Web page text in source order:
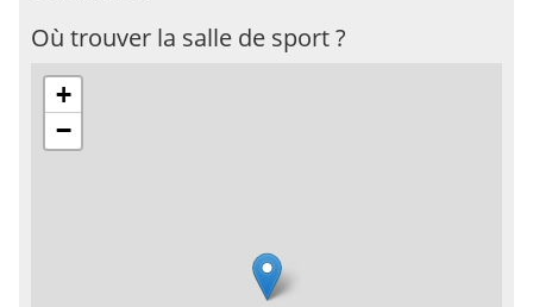
Où trouver la salle de sport ?
+
−